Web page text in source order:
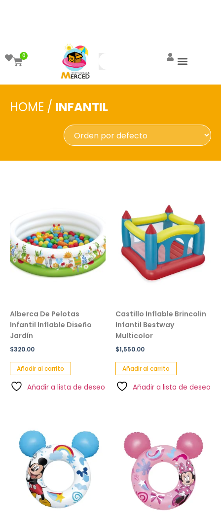
0
HOME / INFANTIL
Alberca De Pelotas
Infantil Inflable Diseño
Jardín
$320.00
Añadir al carrito
Añadir a lista de deseo
Castillo Inflable Brincolin
Infantil Bestway
Multicolor
$1,550.00
Añadir al carrito
Añadir a lista de deseo